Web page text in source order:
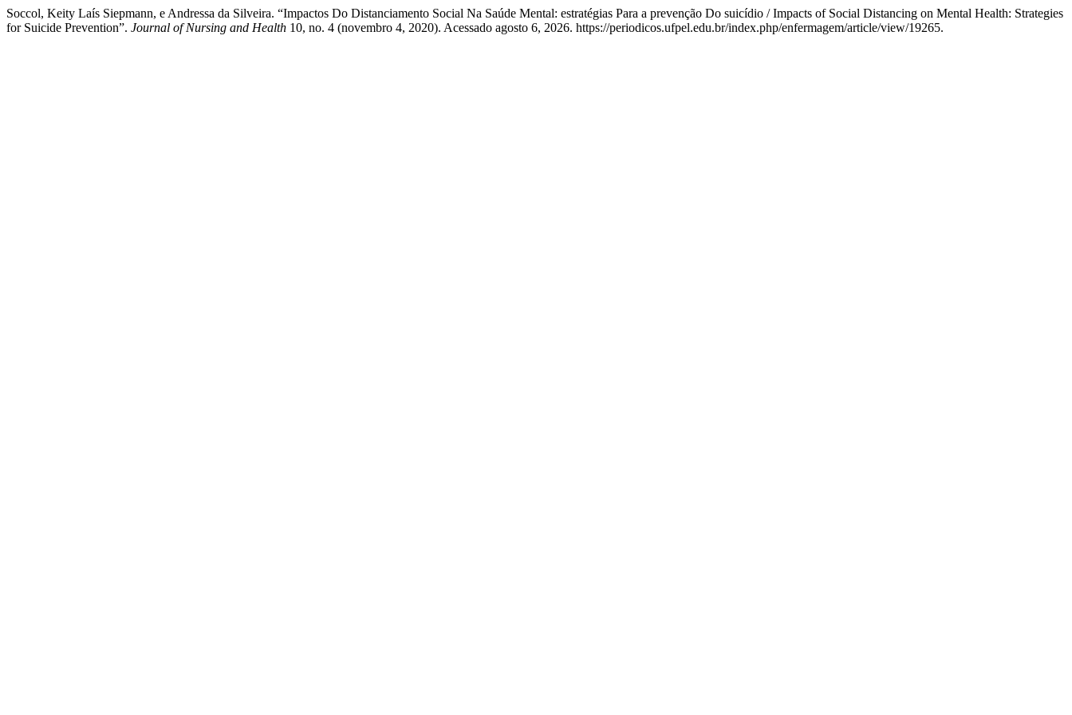
Soccol, Keity Laís Siepmann, e Andressa da Silveira. “Impactos Do Distanciamento Social Na Saúde Mental: estratégias Para a prevenção Do suicídio / Impacts of Social Distancing on Mental Health: Strategies
for Suicide Prevention”. Journal of Nursing and Health 10, no. 4 (novembro 4, 2020). Acessado agosto 6, 2026. https://periodicos.ufpel.edu.br/index.php/enfermagem/article/view/19265.